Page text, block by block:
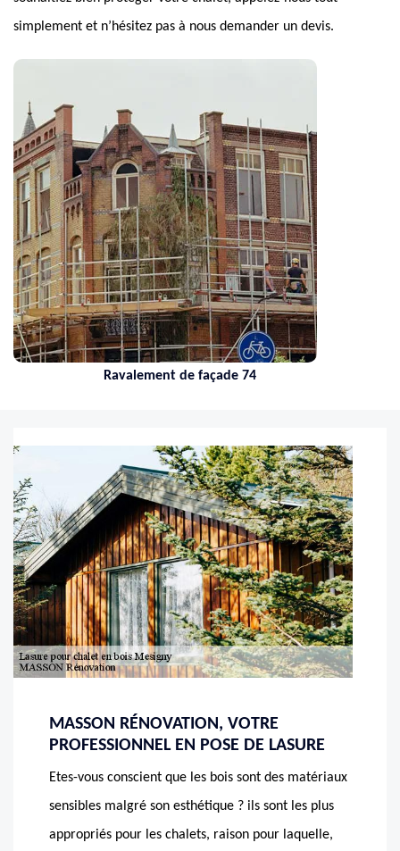
simplement et n’hésitez pas à nous demander un devis.
Ravalement de façade 74
MASSON RÉNOVATION, VOTRE
PROFESSIONNEL EN POSE DE LASURE
Etes-vous conscient que les bois sont des matériaux
sensibles malgré son esthétique ? ils sont les plus
appropriés pour les chalets, raison pour laquelle,